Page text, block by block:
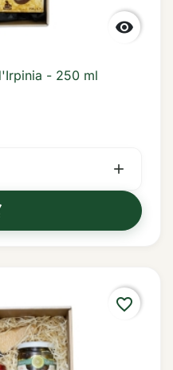

- 250 ml

favorite_border